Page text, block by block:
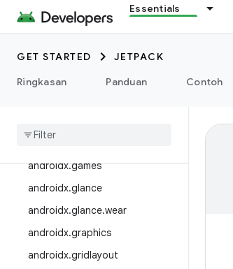
Essentials
GET STARTED
JETPACK
Ringkasan
Panduan Contoh
androidx.drawerlayout
androidx.dynamicanimation
androidx.emoji
androidx.emoji2
androidx.games
androidx.glance
androidx.glance.wear
androidx.graphics
androidx.gridlayout